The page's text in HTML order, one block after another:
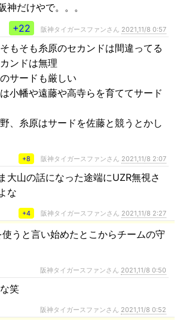
神だけやで。。。
+22
阪神タイガースファンさん 2021,11/8 0:57
もそも糸原のセカンドは間違ってる
ンドは無理
サードも厳しい
小幡や遠藤や高寺らを育ててサード
、糸原はサードを佐藤と競うとかし
+8 阪神タイガースファンさん 2021,11/8 2:07
大山の話になった途端にUZR無視さ
な
+4 阪神タイガースファンさん 2021,11/8 2:27
うと言い始めたとこからチームの守
阪神タイガースファンさん 2021,11/8 0:50
笑
阪神タイガースファンさん 2021,11/8 0:52